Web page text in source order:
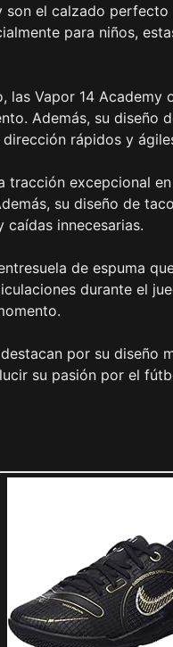
el calzado
para niños,
Vapor 14
Además, su diseño
rápidos y
tracción excepcional
su diseño de
innecesarias.
de espuma
durante el
por su
su pasión por el